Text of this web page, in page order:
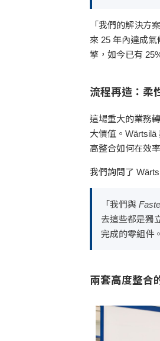
「我們的解決方
來 25 年內達成
擎，如今已有
流程再造：柔
這場重大的業務
大價值。
高整合如何在效
我們詢問了
「我們與
去這些都是獨
完成的零組件
兩套高度整合